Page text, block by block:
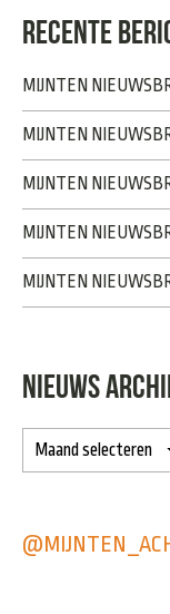
RECENTE
MIJNTEN
MIJNTEN
MIJNTEN
MIJNTEN
MIJNTEN
NIEUWS